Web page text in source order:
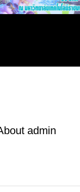
admin